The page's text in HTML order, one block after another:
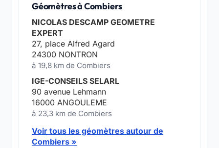
Géomètres à Combiers
NICOLAS DESCAMP GEOMETRE
EXPERT
27, place Alfred Agard
24300 NONTRON
à 19,8 km de Combiers
IGE-CONSEILS SELARL
90 avenue Lehmann
16000 ANGOULEME
à 23,3 km de Combiers
Voir tous les géomètres autour de
Combiers »